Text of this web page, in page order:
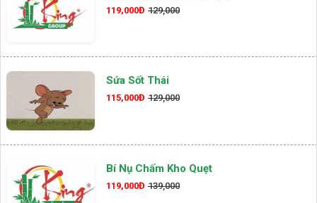
119,000Đ 129,000
Sứa Sốt Thái
115,000Đ 129,000
Bí Nụ Chấm Kho Quẹt
119,000Đ 139,000